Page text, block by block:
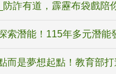
防詐有道，霹靂布袋戲陪
索潛能！115年多元潛能
而是夢想起點！教育部